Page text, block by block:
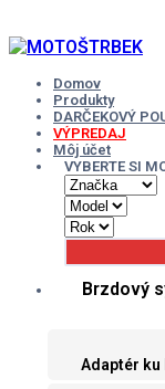
to
content
Domov
Produkty
DARČEKOVÝ
VÝPREDAJ
Môj účet
VYBERTE SI
Brzdový
Adaptér